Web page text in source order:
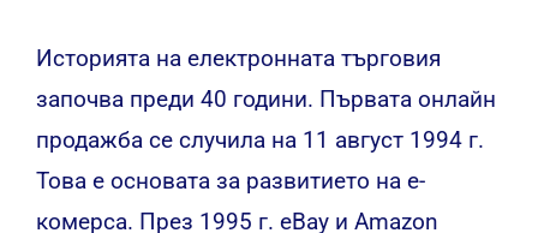
Историята на електронната търговия
започва преди 40 години. Първата онлайн
продажба се случила на 11 август 1994 г.
Това е основата за развитието на е-
комерса. През 1995 г. eBay и Amazon